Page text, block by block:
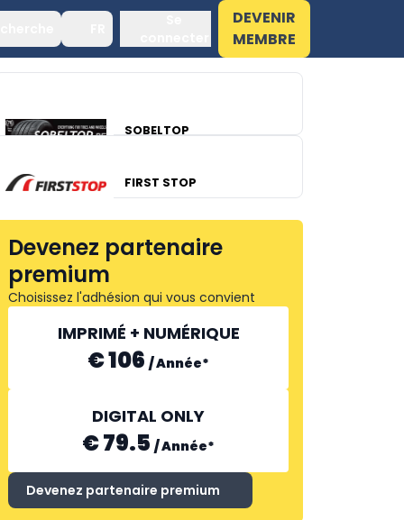
DEVENIR
MEMBRE
SOBELTOP
FIRST STOP
Devenez partenaire
premium
Choisissez l'adhésion qui vous convient
IMPRIMÉ + NUMÉRIQUE
€ 106 /Année*
DIGITAL ONLY
€ 79.5 /Année*
Devenez partenaire premium